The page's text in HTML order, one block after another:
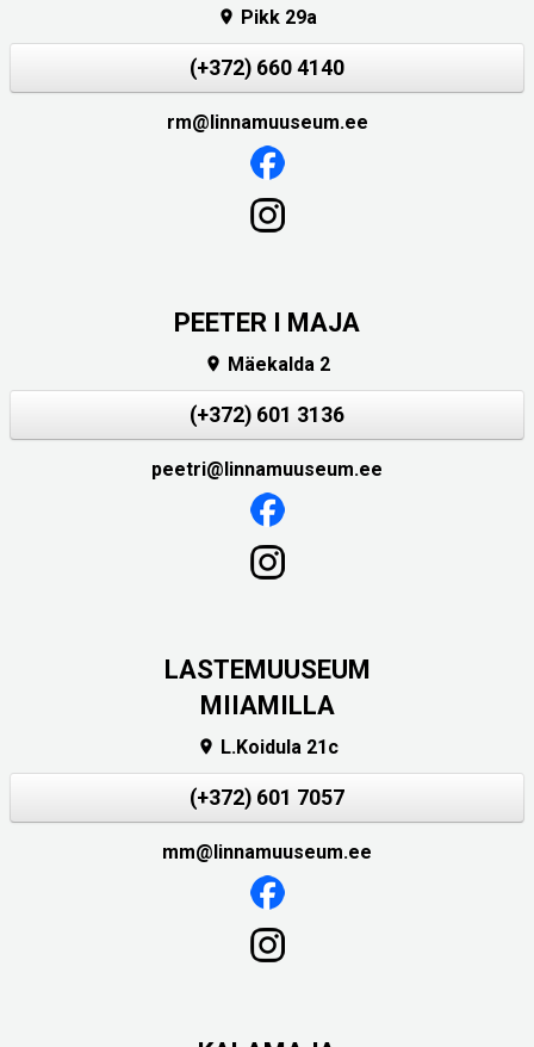
 Pikk 29a
(+372) 660 4140
rm@linnamuuseum.ee
PEETER I MAJA
 Mäekalda 2
(+372) 601 3136
peetri@linnamuuseum.ee
LASTEMUUSEUM
MIIAMILLA
 L.Koidula 21c
(+372) 601 7057
mm@linnamuuseum.ee